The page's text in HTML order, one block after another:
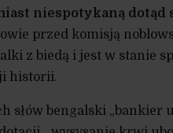
niespotykaną dotąd
przed komisją
z biedą i jest w stanie
historii.
słów bengalski „bankier